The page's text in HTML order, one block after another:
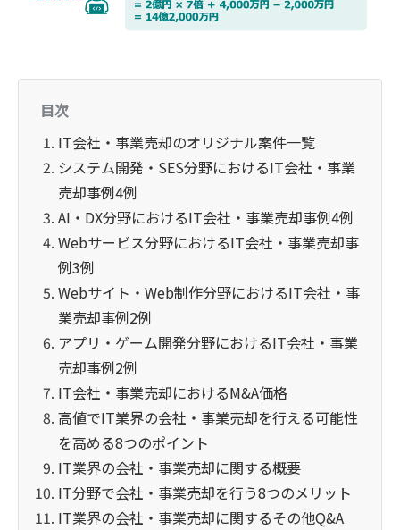
目次
IT会社・事業売却のオリジナル案件一覧
システム開発・SES分野におけるIT会社・事業
売却事例4例
AI・DX分野におけるIT会社・事業売却事例4例
Webサービス分野におけるIT会社・事業売却事
例3例
Webサイト・Web制作分野におけるIT会社・事
業売却事例2例
アプリ・ゲーム開発分野におけるIT会社・事業
売却事例2例
IT会社・事業売却におけるM&A価格
高値でIT業界の会社・事業売却を行える可能性
を高める8つのポイント
IT業界の会社・事業売却に関する概要
IT分野で会社・事業売却を行う8つのメリット
IT業界の会社・事業売却に関するその他Q&A